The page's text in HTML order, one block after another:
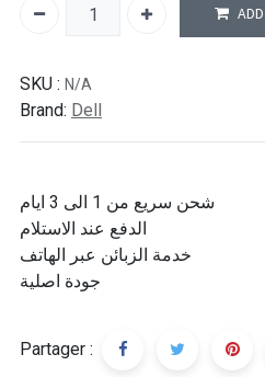
SKU : N/A
Brand: Dell
شحن سريع من 1 الى 3 ايام
الدفع عند الاستلام
خدمة الزبائن عبر الهاتف
جودة اصلية
Partager :